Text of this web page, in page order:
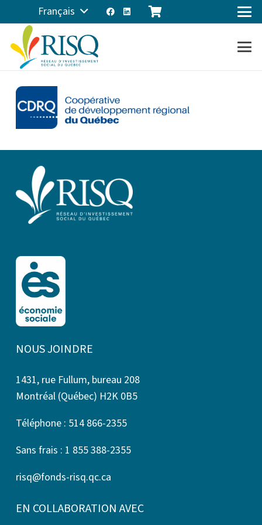
Français
NOUS JOINDRE
1431, rue Fullum, bureau 208
Montréal (Québec) H2K 0B5
Téléphone : 514 866-2355
Sans frais : 1 855 388-2355
risq@fonds-risq.qc.ca
EN COLLABORATION AVEC